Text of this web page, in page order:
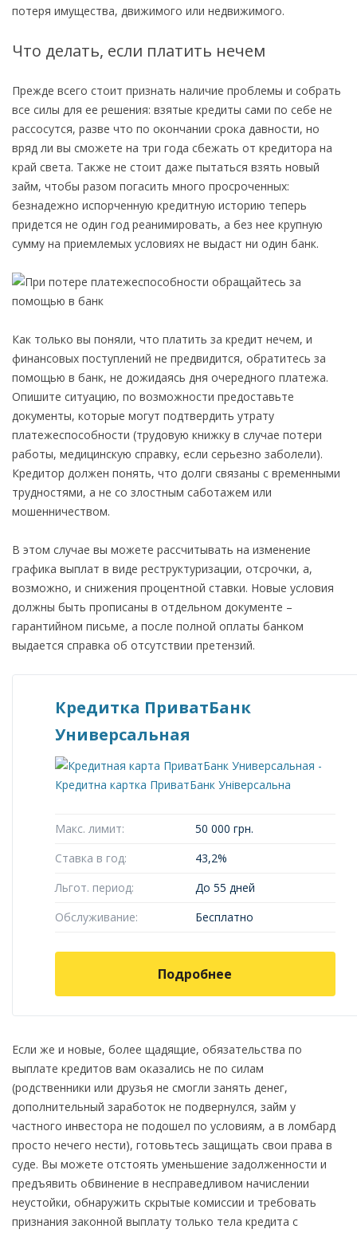
потеря имущества, движимого или недвижимого.
Что делать, если платить нечем
Прежде всего стоит признать наличие проблемы и собрать
все силы для ее решения: взятые кредиты сами по себе не
рассосутся, разве что по окончании срока давности, но
вряд ли вы сможете на три года сбежать от кредитора на
край света. Также не стоит даже пытаться взять новый
займ, чтобы разом погасить много просроченных:
безнадежно испорченную кредитную историю теперь
придется не один год реанимировать, а без нее крупную
сумму на приемлемых условиях не выдаст ни один банк.
Как только вы поняли, что платить за кредит нечем, и
финансовых поступлений не предвидится, обратитесь за
помощью в банк, не дожидаясь дня очередного платежа.
Опишите ситуацию, по возможности предоставьте
документы, которые могут подтвердить утрату
платежеспособности (трудовую книжку в случае потери
работы, медицинскую справку, если серьезно заболели).
Кредитор должен понять, что долги связаны с временными
трудностями, а не со злостным саботажем или
мошенничеством.
В этом случае вы можете рассчитывать на изменение
графика выплат в виде реструктуризации, отсрочки, а,
возможно, и снижения процентной ставки. Новые условия
должны быть прописаны в отдельном документе –
гарантийном письме, а после полной оплаты банком
выдается справка об отсутствии претензий.
Кредитка ПриватБанк
Универсальная
Макс. лимит:
50 000 грн.
Ставка в год:
43,2%
Льгот. период:
До 55 дней
Обслуживание:
Бесплатно
Подробнее
Если же и новые, более щадящие, обязательства по
выплате кредитов вам оказались не по силам
(родственники или друзья не смогли занять денег,
дополнительный заработок не подвернулся, займ у
частного инвестора не подошел по условиям, а в ломбард
просто нечего нести), готовьтесь защищать свои права в
суде. Вы можете отстоять уменьшение задолженности и
предъявить обвинение в несправедливом начислении
неустойки, обнаружить скрытые комиссии и требовать
признания законной выплату только тела кредита с